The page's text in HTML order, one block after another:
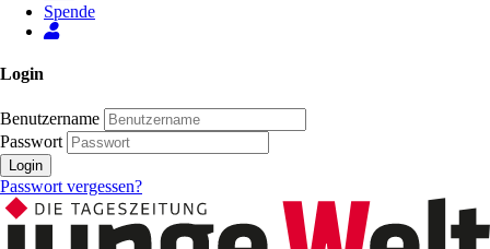
Spende
Login
Benutzername
Passwort
Login
Passwort vergessen?